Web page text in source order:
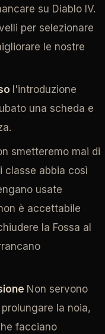
su Diablo IV.
per selezionare
le nostre
l'introduzione
una scheda e
smetteremo mai di
classe abbia così
usate
è accettabile
la Fossa al
Non servono
la noia,
facciano